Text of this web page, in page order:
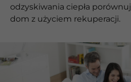
odzyskiwania ciepła
dom z użyciem rekuperacji.